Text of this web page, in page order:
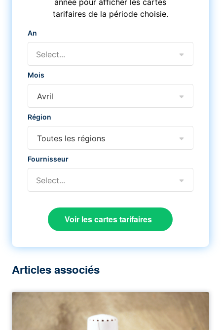
année pour afficher les cartes
tarifaires de la période choisie.
An
Select...
Mois
Avril
Région
Toutes les régions
Fournisseur
Select...
Voir les cartes tarifaires
Articles associés